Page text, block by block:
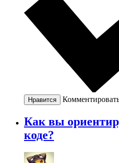
Нравится
Как вы
коде?